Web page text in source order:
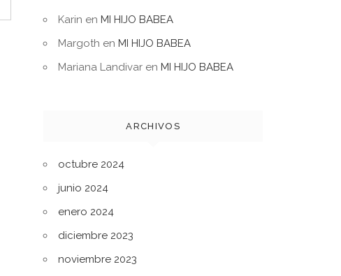
Karin en MI HIJO BABEA
Margoth en MI HIJO BABEA
Mariana Landivar en MI HIJO BABEA
ARCHIVOS
octubre 2024
junio 2024
enero 2024
diciembre 2023
noviembre 2023